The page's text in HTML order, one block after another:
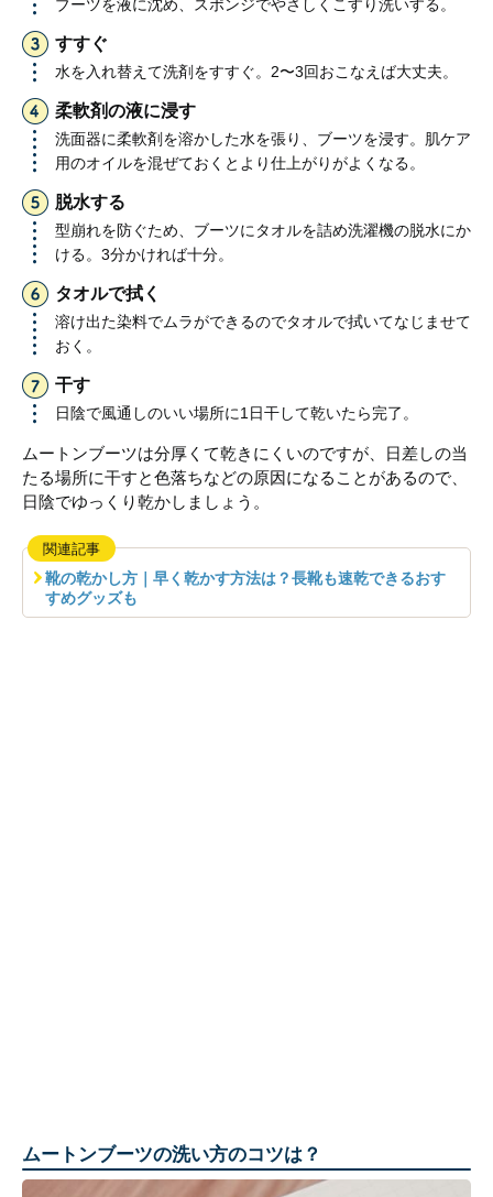
ブーツを液に沈め、スポンジでやさしくこすり洗いする。
すすぐ
水を入れ替えて洗剤をすすぐ。2〜3回おこなえば大丈夫。
柔軟剤の液に浸す
洗面器に柔軟剤を溶かした水を張り、ブーツを浸す。肌ケア
用のオイルを混ぜておくとより仕上がりがよくなる。
脱水する
型崩れを防ぐため、ブーツにタオルを詰め洗濯機の脱水にか
ける。3分かければ十分。
タオルで拭く
溶け出た染料でムラができるのでタオルで拭いてなじませて
おく。
干す
日陰で風通しのいい場所に1日干して乾いたら完了。
ムートンブーツは分厚くて乾きにくいのですが、日差しの当
たる場所に干すと色落ちなどの原因になることがあるので、
日陰でゆっくり乾かしましょう。
関連記事
靴の乾かし方｜早く乾かす方法は？長靴も速乾できるおす
すめグッズも
ムートンブーツの洗い方のコツは？